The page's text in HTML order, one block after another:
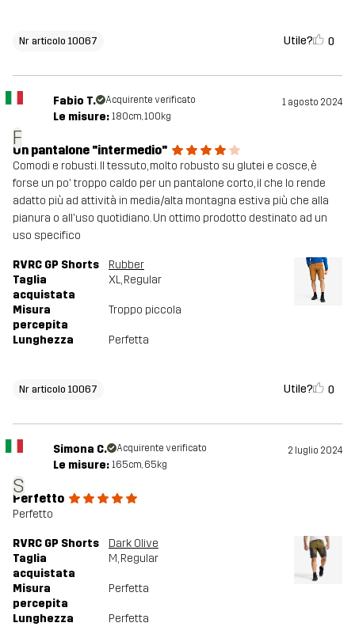
Nr articolo 10067 Utile? 0
F
Fabio T. Acquirente verificato 1 agosto 2024
Le misure: 180cm, 100kg
Un pantalone "intermedio"
Comodi e robusti. Il tessuto, molto robusto su glutei e cosce, è
forse un po' troppo caldo per un pantalone corto, il che lo rende
adatto più ad attività in media/alta montagna estiva più che alla
pianura o all'uso quotidiano. Un ottimo prodotto destinato ad un
uso specifico
RVRC GP Shorts
Rubber
Taglia
acquistata
XL, Regular
Misura
percepita
Troppo piccola
Lunghezza Perfetta
Nr articolo 10067 Utile? 0
S
Simona C. Acquirente verificato 2 luglio 2024
Le misure: 165cm, 65kg
Perfetto
Perfetto
RVRC GP Shorts
Dark Olive
Taglia
acquistata
M, Regular
Misura
percepita
Perfetta
Lunghezza Perfetta